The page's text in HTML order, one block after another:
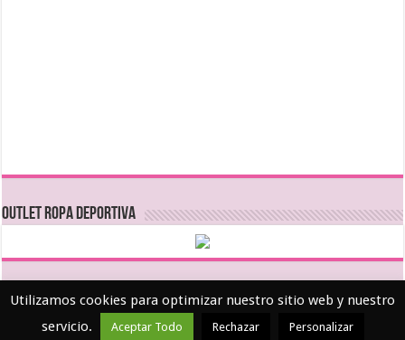
OUTLET ROPA DEPORTIVA
Utilizamos cookies para optimizar nuestro sitio web y nuestro
servicio.
Aceptar Todo Rechazar Personalizar